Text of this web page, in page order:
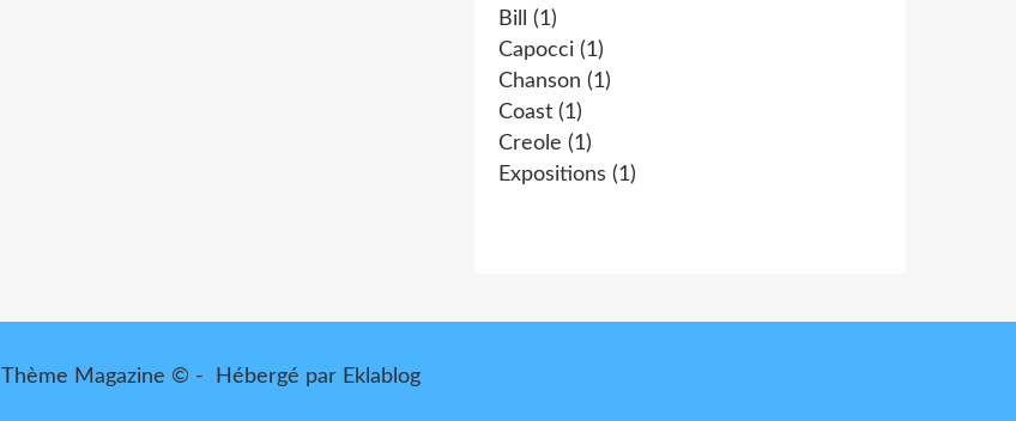
Bill
(1)
Capocci (1)
Chanson (1)
Coast (1)
Creole (1)
Expositions (1)
Thème Magazine © - Hébergé par Eklablog